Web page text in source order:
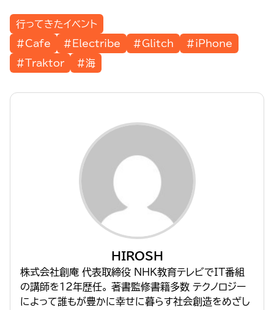
行ってきたイベント
#Cafe
#Electribe #Glitch
#iPhone
#Traktor
#海
HIROSH
株式会社創庵 代表取締役 NHK教育テレビでIT番組
の講師を１２年歴任。 著書監修書籍多数 テクノロジー
によって誰もが豊かに幸せに暮らす社会創造をめざし